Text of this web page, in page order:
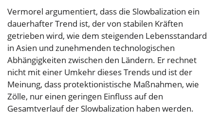
Vermorel argumentiert, dass die Slowbalization ein
dauerhafter Trend ist, der von stabilen Kräften
getrieben wird, wie dem steigenden Lebensstandard
in Asien und zunehmenden technologischen
Abhängigkeiten zwischen den Ländern. Er rechnet
nicht mit einer Umkehr dieses Trends und ist der
Meinung, dass protektionistische Maßnahmen, wie
Zölle, nur einen geringen Einfluss auf den
Gesamtverlauf der Slowbalization haben werden.